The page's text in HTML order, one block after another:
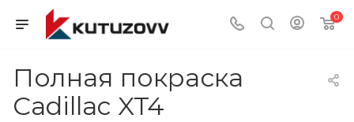
0
Полная покраска
Cadillac XT4